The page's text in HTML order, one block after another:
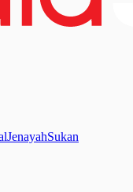
JenayahSukan